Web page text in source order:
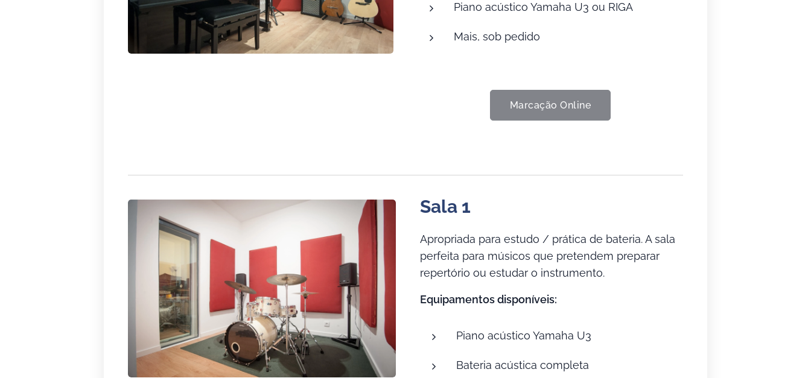
Piano acústico Yamaha U3 ou RIGA
Mais, sob pedido
Marcação Online
Sala 1
Apropriada para estudo / prática de bateria. A sala
perfeita para músicos que pretendem preparar
repertório ou estudar o instrumento.
Equipamentos disponíveis:
Piano acústico Yamaha U3
Bateria acústica completa